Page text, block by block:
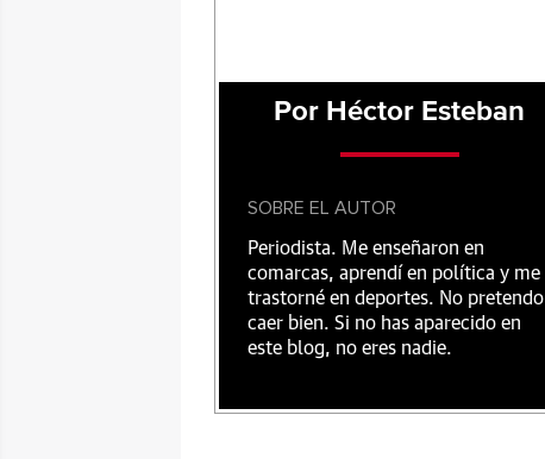
Por Héctor Esteban
SOBRE EL AUTOR
Periodista. Me enseñaron en
comarcas, aprendí en política y me
trastorné en deportes. No pretendo
caer bien. Si no has aparecido en
este blog, no eres nadie.